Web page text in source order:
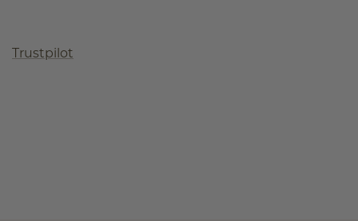
Trustpilot